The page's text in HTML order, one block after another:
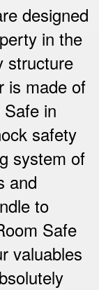
designed
in the
structure
is made of
in
safety
system of
and
to
Safe
valuables